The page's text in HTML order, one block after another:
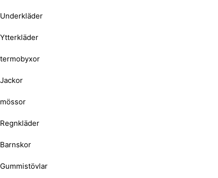
Underkläder
Ytterkläder
termobyxor
Jackor
mössor
Regnkläder
Barnskor
Gummistövlar